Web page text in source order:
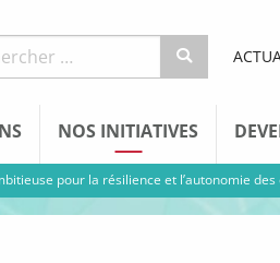
NOS INITIATIVES
pour la résilience et l’autonomie